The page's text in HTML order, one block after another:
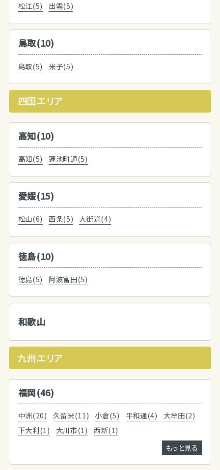
松江(5) 出雲(5)
鳥取(10)
鳥取(5) 米子(5)
四国エリア
高知(10)
高知(5) 蓮池町通(5)
愛媛(15)
松山(6) 西条(5) 大街道(4)
徳島(10)
徳島(5) 阿波富田(5)
和歌山
九州エリア
福岡(46)
中洲(20) 久留米(11) 小倉(5) 平和通(4)
大牟田(2)
下大利(1)
大川市(1)
西新(1)
もっと見る